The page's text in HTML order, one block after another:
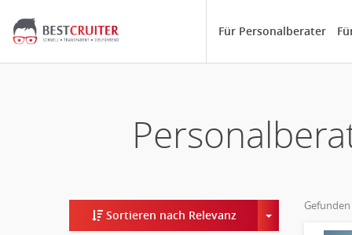
Für Personalberater
Sortieren nach Relevanz Toggle